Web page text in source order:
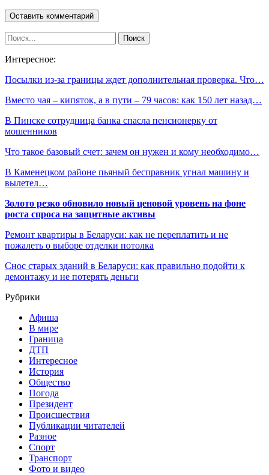
Интересное:
Посылки из-за границы ждет дополнительная проверка. Что…
Вместо чая – кипяток, а в пути – 79 часов: как 150 лет назад…
В Пинске сотрудница банка спасла пенсионерку от
мошенников
Что такое базовый счет: зачем он нужен и кому необходимо…
В Каменецком районе пьяный бесправник угнал машину и
вылетел…
Золото резко обновило новый ценовой уровень на фоне
роста спроса на защитные активы
Ремонт квартиры в Беларуси: как не переплатить и не
пожалеть о выборе отделки потолка
Снос старых зданий в Беларуси: как правильно подойти к
демонтажу и не потерять деньги
Рубрики
Афиша
В мире
Граница
ДТП
Интересное
История
Общество
Погода
Президент
Происшествия
Публикации читателей
Разное
Спорт
Транспорт
Фото и видео